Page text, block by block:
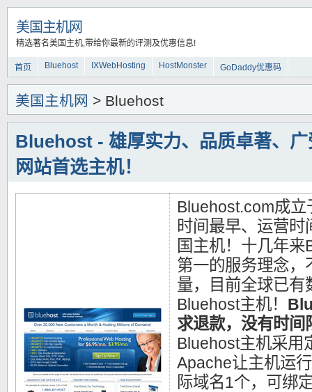
美国主机网
精选著名美国主机,带给你最新的评测及优惠信息!
首页 Bluehost IXWebHosting HostMonster GoDaddy优惠码
美国主机网 > Bluehost
Bluehost - 雄厚实力、品质卓著、
网站首选主机！
Bluehost.com成
时间最早、运营
国主机！十几年
第一的服务理念，
量，目前全球已有
Bluehost主机！
求退款，没有时间
Bluehost主机采用
Apache让主机运
际域名1个，可绑